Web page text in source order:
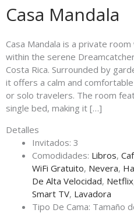
Casa Mandala
Casa Mandala is a private
within the serene
Costa Rica. Surrounded by
it offers a calm and
or solo travelers. The room
single bed, making it […]
Detalles
Invitados: 3
Comodidades: Libros,
WiFi Gratuito, Nevera,
De Alta Velocidad, Netflix
Smart TV, Lavadora
Tipo De Cama: Tamaño